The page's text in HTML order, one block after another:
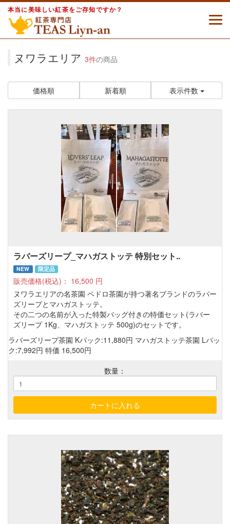
本当に美味しい紅茶をご存知ですか？
ヌワラエリア 3件の商品
価格順 新着順 表示件数
ラバーズリープ_マハガストッテ 特別セット..
NEW 限定品
販売価格(税込)： 16,500 円
ヌワラエリアの名茶園 ペドロ茶園が持つ著名ブランドのラバー
ズリープとマハガストッテ。
その二つの名前が入った特製バッグ付きの特価セット(ラバー
ズリープ 1Kg、マハガストッテ 500g)のセットです。
ラバーズリープ茶園 Kパック:11,880円 マハガストッテ茶園 Lパッ
ク:7,992円 特価 16,500円
数量：